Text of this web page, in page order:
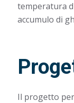
temperatura
accumulo di
Il progetto